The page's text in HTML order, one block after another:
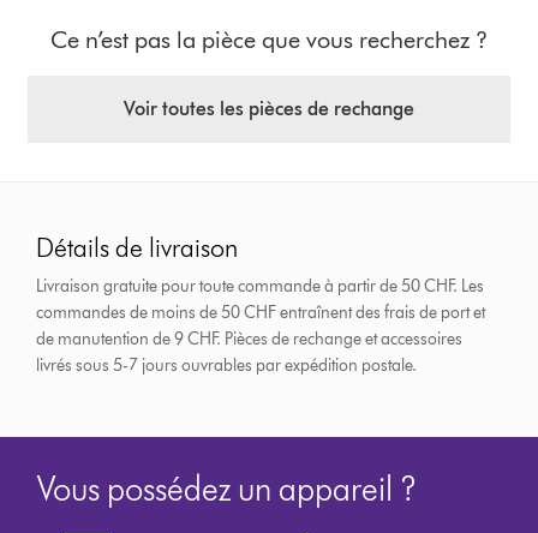
Ce n’est pas la pièce que vous recherchez ?
Voir toutes les pièces de rechange
Détails de livraison
Livraison gratuite pour toute commande à partir de 50 CHF. Les
commandes de moins de 50 CHF entraînent des frais de port et
de manutention de 9 CHF. Pièces de rechange et accessoires
livrés sous 5-7 jours ouvrables par expédition postale.
Vous possédez un appareil ?